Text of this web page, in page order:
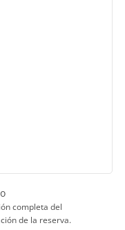
completa del
de la reserva.